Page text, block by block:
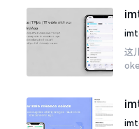
急
咋
这
把